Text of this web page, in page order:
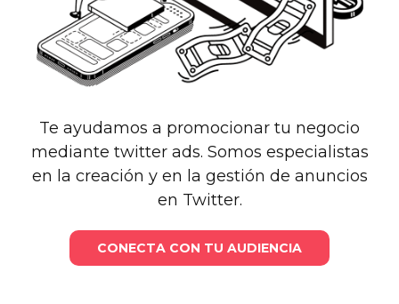
Te ayudamos a promocionar tu negocio
mediante twitter ads. Somos especialistas
en la creación y en la gestión de anuncios
en Twitter.
CONECTA CON TU AUDIENCIA